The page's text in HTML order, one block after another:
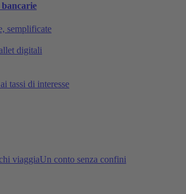
semplificate
digitali
tassi di interesse
viaggiaUn conto senza confini